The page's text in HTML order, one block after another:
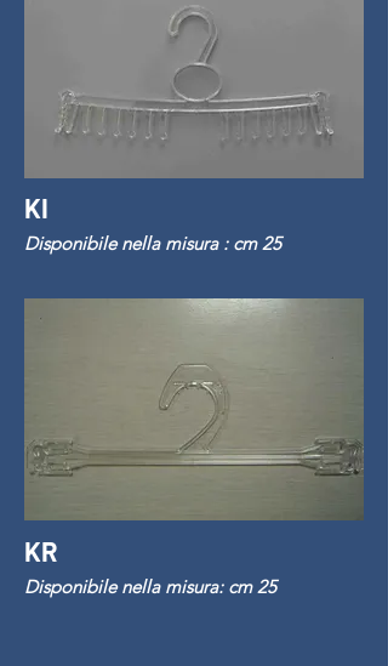
KI
Disponibile nella misura : cm 25
KR
Disponibile nella misura: cm 25